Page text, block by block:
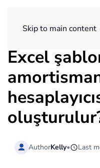
Skip to main content
Excel
AuthorKelly• Last